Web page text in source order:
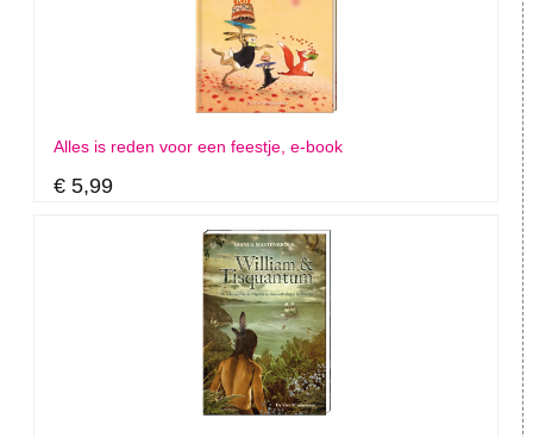
Alles is reden voor een feestje, e-book
€ 5,99